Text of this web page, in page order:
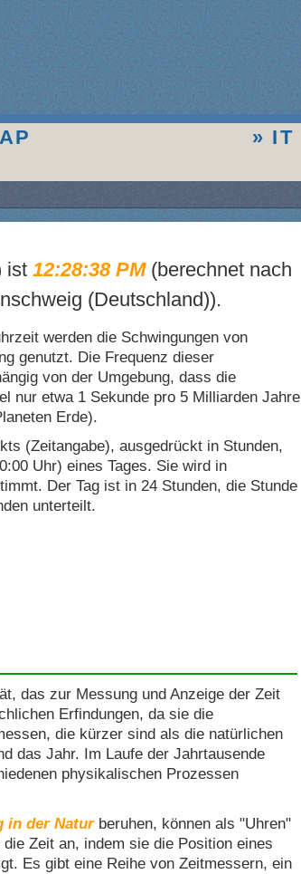
IT
ist12:28:38 PM(berechnet nach
(Deutschland)).
werden die Schwingungen von
genutzt. Die Frequenz dieser
von der Umgebung, dass die
nur etwa 1 Sekunde pro 5 Milliarden Jahre
Erde).
(Zeitangabe), ausgedrückt in Stunden,
Uhr) eines Tages. Sie wird in
Der Tag ist in 24 Stunden, die Stunde
unterteilt.
das zur Messung und Anzeige der Zeit
Erfindungen, da sie die
die kürzer sind als die natürlichen
das Jahr. Im Laufe der Jahrtausende
physikalischen Prozessen
in der Naturberuhen, können als "Uhren"
Zeit an, indem sie die Position eines
Es gibt eine Reihe von Zeitmessern, ein